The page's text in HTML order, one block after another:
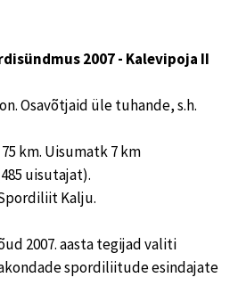
2007 - Kalevipoja II
Osavõtjaid üle tuhande, s.h.
km. Uisumatk 7 km
uisutajat).
Kalju.
2007. aasta tegijad valiti
spordiliitude esindajate